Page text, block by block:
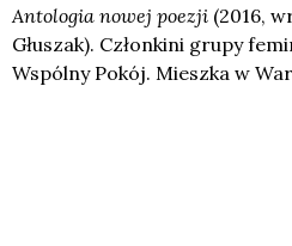
Antologia nowej poezji (2016,
Głuszak). Członkini grupy
Wspólny Pokój. Mieszka w